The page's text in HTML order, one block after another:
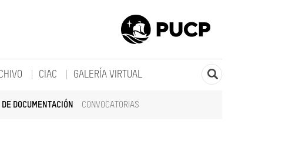
DE DOCUMENTACIÓN CONVOCATORIAS
CIAC GALERÍA VIRTUAL